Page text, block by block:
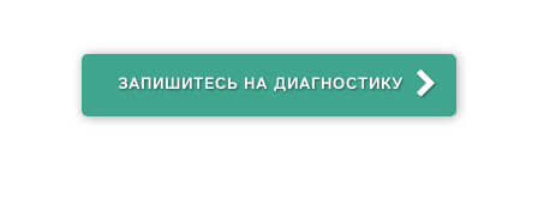
ЗАПИШИТЕСЬ НА ДИАГНОСТИКУ